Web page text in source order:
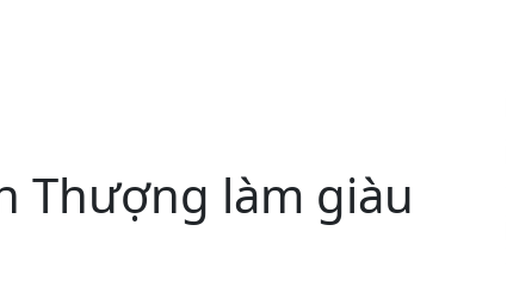
Thượng làm giàu